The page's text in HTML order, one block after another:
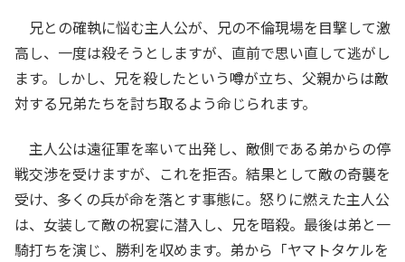
兄との確執に悩む主人公が、兄の不倫現場を目撃して激
高し、一度は殺そうとしますが、直前で思い直して逃がし
ます。しかし、兄を殺したという噂が立ち、父親からは敵
対する兄弟たちを討ち取るよう命じられます。
主人公は遠征軍を率いて出発し、敵側である弟からの停
戦交渉を受けますが、これを拒否。結果として敵の奇襲を
受け、多くの兵が命を落とす事態に。怒りに燃えた主人公
は、女装して敵の祝宴に潜入し、兄を暗殺。最後は弟と一
騎打ちを演じ、勝利を収めます。弟から「ヤマトタケルを